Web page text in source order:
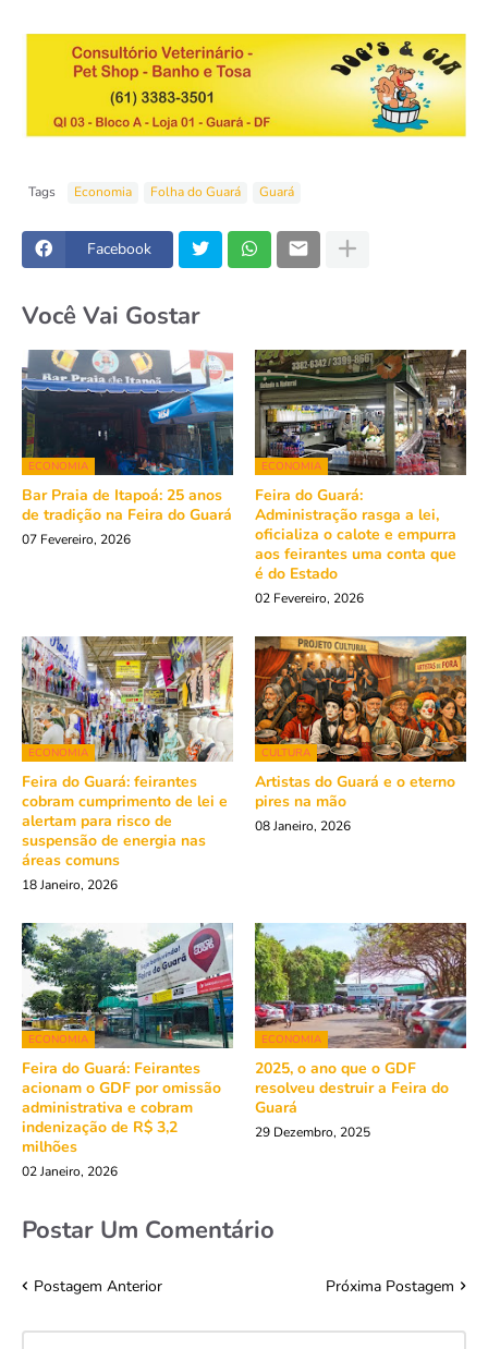
Tags Economia Folha do Guará Guará
Facebook
Você Vai Gostar
ECONOMIA
Bar Praia de Itapoá: 25 anos
de tradição na Feira do Guará
07 Fevereiro, 2026
ECONOMIA
Feira do Guará:
Administração rasga a lei,
oficializa o calote e empurra
aos feirantes uma conta que
é do Estado
02 Fevereiro, 2026
ECONOMIA
Feira do Guará: feirantes
cobram cumprimento de lei e
alertam para risco de
suspensão de energia nas
áreas comuns
18 Janeiro, 2026
CULTURA
Artistas do Guará e o eterno
pires na mão
08 Janeiro, 2026
ECONOMIA
Feira do Guará: Feirantes
acionam o GDF por omissão
administrativa e cobram
indenização de R$ 3,2
milhões
02 Janeiro, 2026
ECONOMIA
2025, o ano que o GDF
resolveu destruir a Feira do
Guará
29 Dezembro, 2025
Postar Um Comentário
Postagem Anterior Próxima Postagem